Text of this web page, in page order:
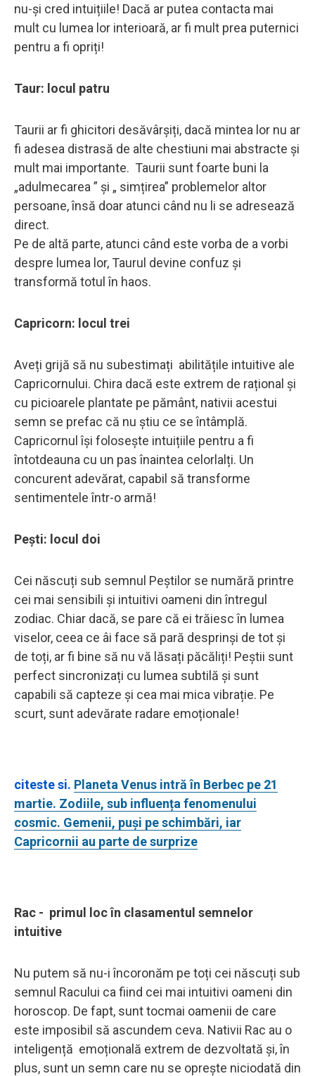
nu-și cred intuițiile! Dacă ar putea contacta mai
mult cu lumea lor interioară, ar fi mult prea puternici
pentru a fi opriți!
Taur: locul patru
Taurii ar fi ghicitori desăvârșiți, dacă mintea lor nu ar
fi adesea distrasă de alte chestiuni mai abstracte și
mult mai importante. Taurii sunt foarte buni la
„adulmecarea ” și „ simțirea” problemelor altor
persoane, însă doar atunci când nu li se adresează
direct.
Pe de altă parte, atunci când este vorba de a vorbi
despre lumea lor, Taurul devine confuz și
transformă totul în haos.
Capricorn: locul trei
Aveți grijă să nu subestimați abilitățile intuitive ale
Capricornului. Chira dacă este extrem de rațional și
cu picioarele plantate pe pământ, nativii acestui
semn se prefac că nu știu ce se întâmplă.
Capricornul își folosește intuițiile pentru a fi
întotdeauna cu un pas înaintea celorlalți. Un
concurent adevărat, capabil să transforme
sentimentele într-o armă!
Pești: locul doi
Cei născuți sub semnul Peștilor se numără printre
cei mai sensibili și intuitivi oameni din întregul
zodiac. Chiar dacă, se pare că ei trăiesc în lumea
viselor, ceea ce âi face să pară desprinși de tot și
de toți, ar fi bine să nu vă lăsați păcăliți! Peștii sunt
perfect sincronizați cu lumea subtilă și sunt
capabili să capteze și cea mai mica vibrație. Pe
scurt, sunt adevărate radare emoționale!
citeste si. Planeta Venus intră în Berbec pe 21
martie. Zodiile, sub influența fenomenului
cosmic. Gemenii, puși pe schimbări, iar
Capricornii au parte de surprize
Rac - primul loc în clasamentul semnelor
intuitive
Nu putem să nu-i încoronăm pe toți cei născuți sub
semnul Racului ca fiind cei mai intuitivi oameni din
horoscop. De fapt, sunt tocmai oamenii de care
este imposibil să ascundem ceva. Nativii Rac au o
inteligență emoțională extrem de dezvoltată și, în
plus, sunt un semn care nu se oprește niciodată din